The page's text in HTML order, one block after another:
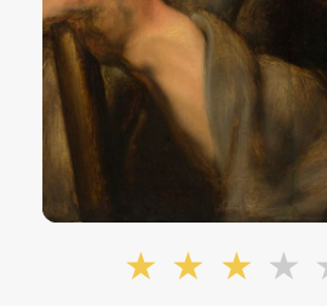
★ ★ ★ ★